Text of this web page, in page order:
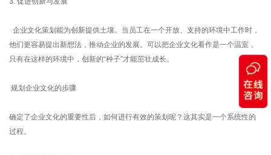
企业文化策划能为创新提供土壤。当员工在一个开放、支持的环境中工作时，
他们更容易提出新想法，推动企业的发展。可以把企业文化看作是一个温室，
只有在这样的环境中，创新的“种子”才能茁壮成长。
规划企业文化的步骤
确定了企业文化的重要性后，如何进行有效的策划呢？这其实是一个系统性的
过程。